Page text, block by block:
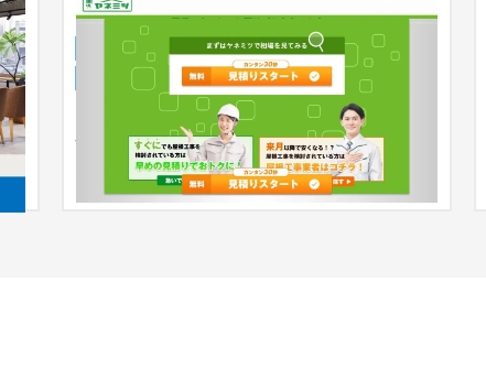
ィ
ヤネミツ｜株式会社Kiraku
ランディングページ
建設・工務店・住宅・リフォーム
■ LP制作施策 ・マーケティング戦略構築 ・ペルソ
ナ設計 ・競合調査 ・コミュニケーション、シナリ
オ設計 ・ワイヤーフレーム作...